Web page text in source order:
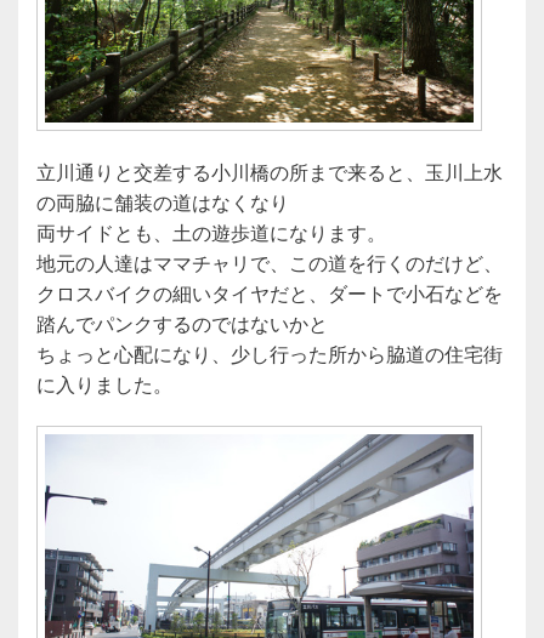
立川通りと交差する小川橋の所まで来ると、玉川上水
の両脇に舗装の道はなくなり
両サイドとも、土の遊歩道になります。
地元の人達はママチャリで、この道を行くのだけど、
クロスバイクの細いタイヤだと、ダートで小石などを
踏んでパンクするのではないかと
ちょっと心配になり、少し行った所から脇道の住宅街
に入りました。